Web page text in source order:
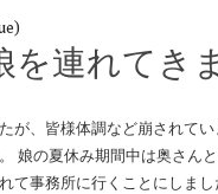
を連れてき
が、皆様体調など崩されて
娘の夏休み期間中は奥さん
て事務所に行くことにしま